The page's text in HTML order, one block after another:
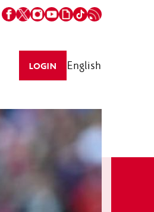
LOGIN English